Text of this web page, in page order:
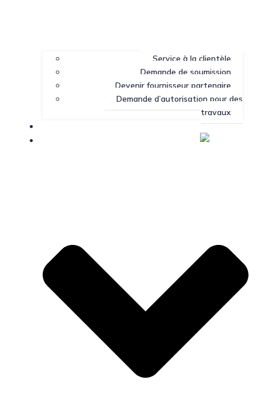
Service à la clientèle
Demande de soumission
Devenir fournisseur partenaire
Demande d’autorisation pour des
travaux
Portail client